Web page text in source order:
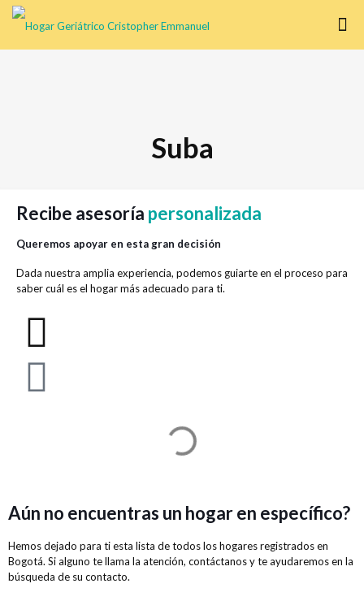
Suba
Recibe asesoría personalizada
Queremos apoyar en esta gran decisión
Dada nuestra amplia experiencia, podemos guiarte en el proceso para
saber cuál es el hogar más adecuado para ti.
Aún no encuentras un hogar en específico?
Hemos dejado para ti esta lista de todos los hogares registrados en
Bogotá. Si alguno te llama la atención, contáctanos y te ayudaremos en la
búsqueda de su contacto.